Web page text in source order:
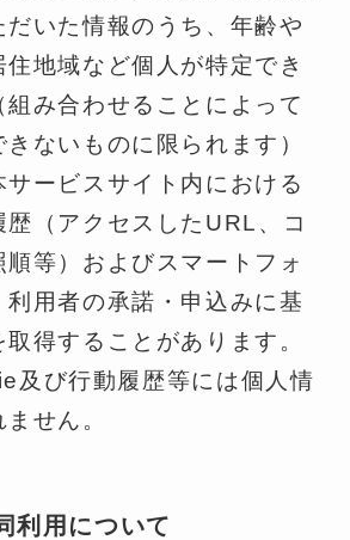
だいた情報のうち、年齢や
地域など個人が特定でき
み合わせることによって
ないものに限られます）
ービスサイト内における
（アクセスしたURL、コ
順等）およびスマートフォ
利用者の承諾・申込みに基
得することがあります。
及び行動履歴等には個人情
せん。
利用について